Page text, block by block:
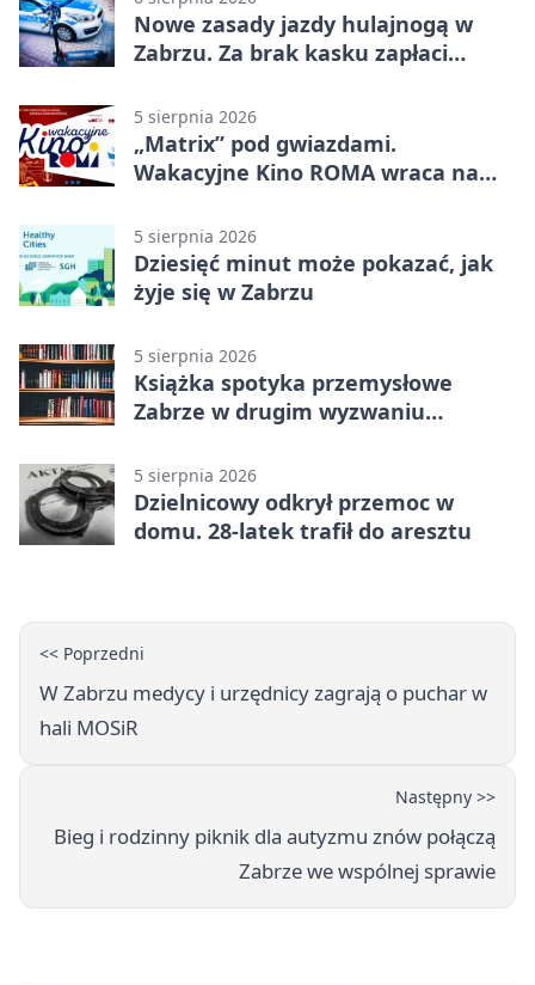
Nowe zasady jazdy hulajnogą w
Zabrzu. Za brak kasku zapłaci
5 sierpnia 2026
„Matrix” pod gwiazdami.
Wakacyjne Kino ROMA wraca na
5 sierpnia 2026
Dziesięć minut może pokazać, jak
żyje się w Zabrzu
5 sierpnia 2026
Książka spotyka przemysłowe
Zabrze w drugim wyzwaniu
5 sierpnia 2026
Dzielnicowy odkrył przemoc w
domu. 28-latek trafił do aresztu
<< Poprzedni
W Zabrzu medycy i urzędnicy zagrają o puchar w
hali MOSiR
Następny >>
Bieg i rodzinny piknik dla autyzmu znów połączą
Zabrze we wspólnej sprawie